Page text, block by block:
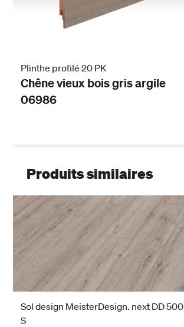
Plinthe profilé 20 PK
Chêne vieux bois gris argile
06986
Produits similaires
Sol design MeisterDesign. next DD 500
S